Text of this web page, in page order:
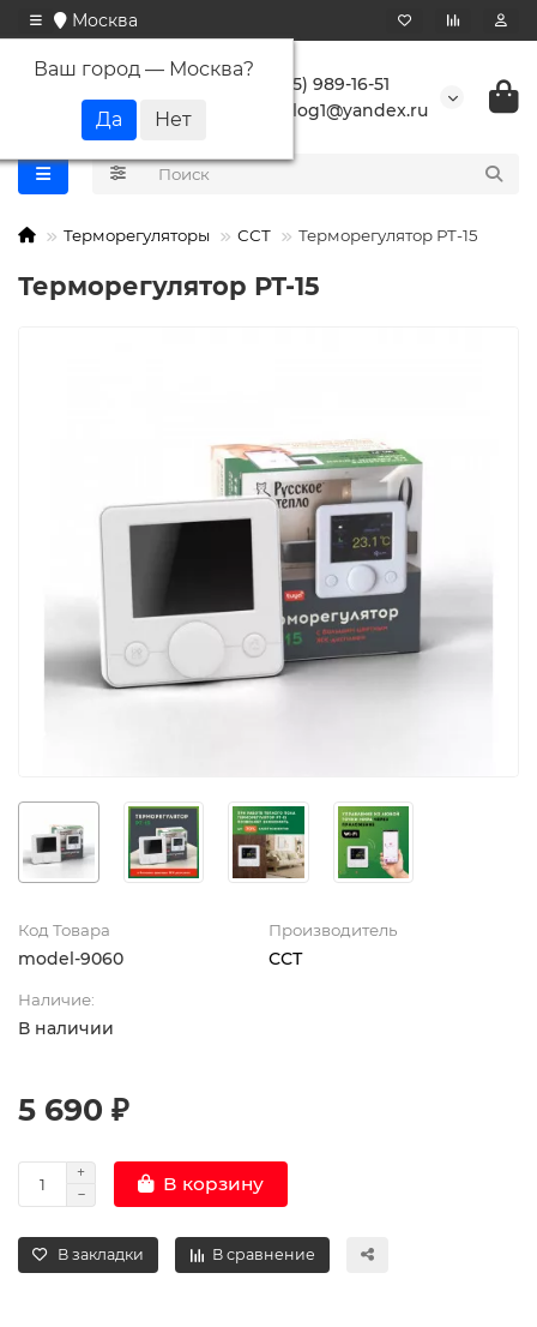
Москва
Ваш город — Москва?
+7 (495) 989-16-51
buranlog1@yandex.ru
Терморегуляторы ССТ Терморегулятор РТ-15
Терморегулятор РТ-15
Код Товара
model-9060
Производитель
ССТ
Наличие:
В наличии
5 690 ₽
В корзину
В закладки В сравнение